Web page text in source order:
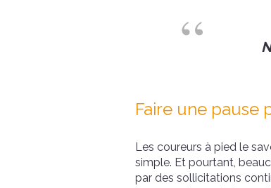
Faire une pause
Les coureurs à pied le
simple. Et pourtant,
par des sollicitations